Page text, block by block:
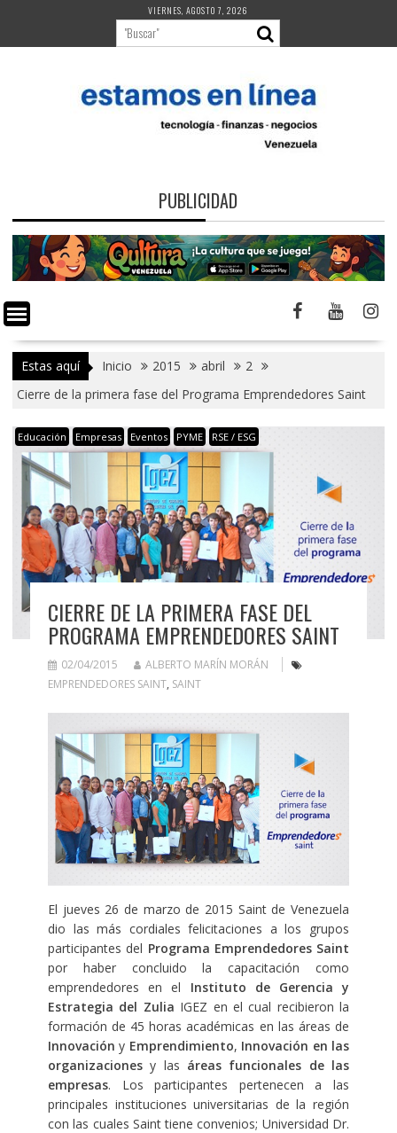
contenido
VIERNES, AGOSTO 7, 2026
PUBLICIDAD
Estas aquí Inicio 2015 abril
2
Cierre de la primera fase del Programa Emprendedores Saint
Educación Empresas Eventos PYME RSE / ESG
CIERRE DE LA PRIMERA FASE DEL
PROGRAMA EMPRENDEDORES SAINT
02/04/2015
ALBERTO MARÍN MORÁN
EMPRENDEDORES SAINT, SAINT
El jueves 26 de marzo de 2015 Saint de Venezuela
dio las más cordiales felicitaciones a los grupos
participantes del Programa Emprendedores Saint
por haber concluido la capacitación como
emprendedores en el Instituto de Gerencia y
Estrategia del Zulia IGEZ en el cual recibieron la
formación de 45 horas académicas en las áreas de
Innovación y Emprendimiento, Innovación en las
organizacionesy las áreas funcionales de las
empresas. Los participantes pertenecen a las
principales instituciones universitarias de la región
con las cuales Saint tiene convenios; Universidad Dr.